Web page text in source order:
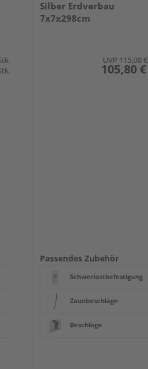
Silber Erdverbau
7x7x298cm
UVP 115,00 €
105,80 €
Passendes Zubehör
Schwerlastbefestigung
Zaunbeschläge
Beschläge